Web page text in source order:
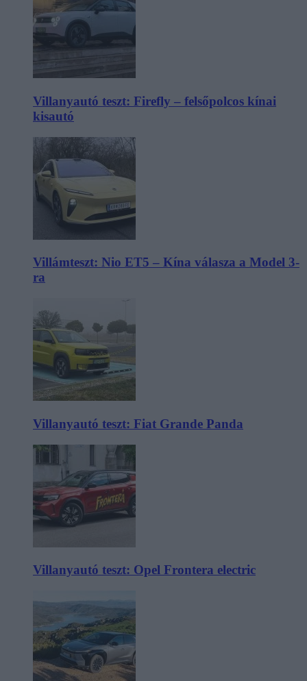
Villanyautó teszt: Firefly – felsőpolcos kínai
kisautó
Villámteszt: Nio ET5 – Kína válasza a Model 3-
ra
Villanyautó teszt: Fiat Grande Panda
Villanyautó teszt: Opel Frontera electric